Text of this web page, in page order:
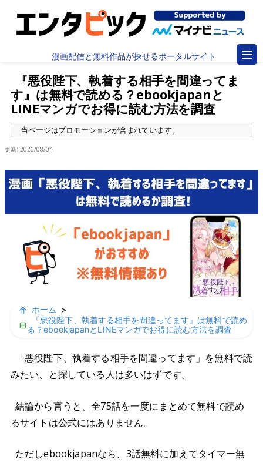
漫画配信と無料作品が探せるポータルサイト
『悪役陛下、執着する相手を間違ってま
す』は無料で読める？ebookjapanと
LINEマンガでお得に読む方法を調査
更新: 2026/08/04
ホーム
>
『悪役陛下、執着する相手を間違ってます』は無料で読め
る？ebookjapanとLINEマンガでお得に読む方法を調査
「悪役陛下、執着する相手を間違ってます」を無料で読
みたい、と探している人は多いはずです。
結論から言うと、全75話を一度にまとめて無料で読め
るサイトは公式にはありません。
ただしebookjapanなら、3話無料に加えてタイマー無